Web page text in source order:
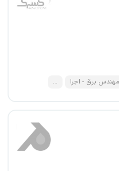
مهندس برق - اجرا ...